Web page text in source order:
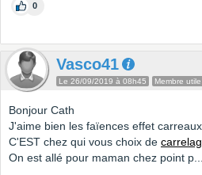
0
Vasco41
Le 26/09/2019 à 08h45 Membre utile
Bonjour Cath
J'aime bien les faïences effet
C'EST chez qui vous choix de
On est allé pour maman chez point